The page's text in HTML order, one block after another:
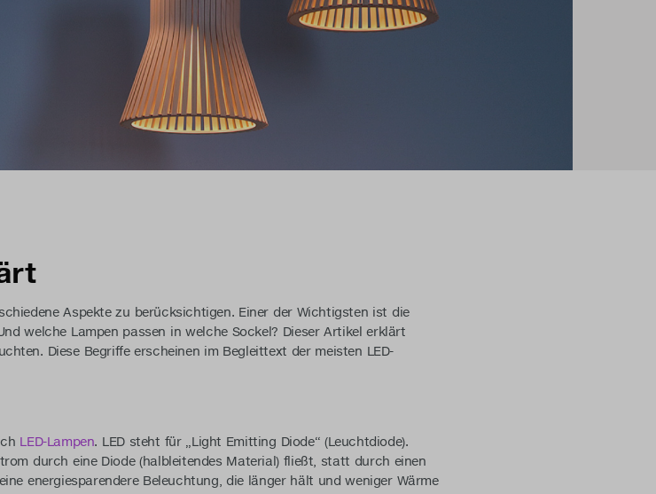
Aspekte zu berücksichtigen. Einer der Wichtigsten ist die
welche Lampen passen in welche Sockel? Dieser Artikel erklärt
Diese Begriffe erscheinen im Begleittext der meisten LED-
LED-Lampen. LED steht für „Light Emitting Diode“ (Leuchtdiode).
durch eine Diode (halbleitendes Material) fließt, statt durch einen
energiesparendere Beleuchtung, die länger hält und weniger Wärme